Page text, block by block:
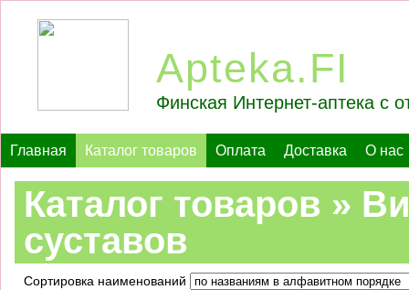
Apteka.FI
Финская Интернет-аптека с
Главная Каталог товаров Оплата Доставка О нас
Каталог товаров »
суставов
Сортировка наименований